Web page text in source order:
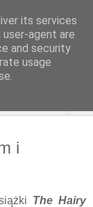
i
The Hairy
its services
user-agent are
and security
usage